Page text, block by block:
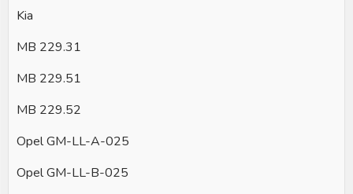
Kia
MB 229.31
MB 229.51
MB 229.52
Opel GM-LL-A-025
Opel GM-LL-B-025